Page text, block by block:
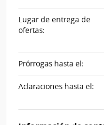
Lugar de entrega de
ofertas:
Prórrogas hasta el:
Aclaraciones hasta el: